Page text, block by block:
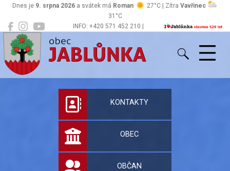
INFO: +420 571 452 210 |
Dnes je 9. srpna 2026 a svátek má Roman 27°C | Zítra Vavřinec
31°C
Jablůnka
Oficiální stránky
KONTAKTY
OBEC
OBČAN